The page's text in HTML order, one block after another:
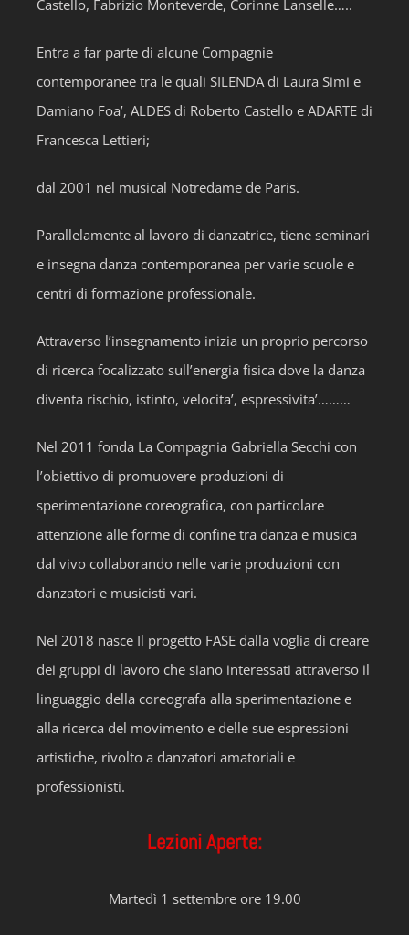
Castello, Fabrizio Monteverde, Corinne Lanselle…..
Entra a far parte di alcune Compagnie
contemporanee tra le quali SILENDA di Laura Simi e
Damiano Foa’, ALDES di Roberto Castello e ADARTE di
Francesca Lettieri;
dal 2001 nel musical Notredame de Paris.
Parallelamente al lavoro di danzatrice, tiene seminari
e insegna danza contemporanea per varie scuole e
centri di formazione professionale.
Attraverso l’insegnamento inizia un proprio percorso
di ricerca focalizzato sull’energia fisica dove la danza
diventa rischio, istinto, velocita’, espressivita’………
Nel 2011 fonda La Compagnia Gabriella Secchi con
l’obiettivo di promuovere produzioni di
sperimentazione coreografica, con particolare
attenzione alle forme di confine tra danza e musica
dal vivo collaborando nelle varie produzioni con
danzatori e musicisti vari.
Nel 2018 nasce Il progetto FASE dalla voglia di creare
dei gruppi di lavoro che siano interessati attraverso il
linguaggio della coreografa alla sperimentazione e
alla ricerca del movimento e delle sue espressioni
artistiche, rivolto a danzatori amatoriali e
professionisti.
Lezioni Aperte:
Martedì 1 settembre ore 19.00